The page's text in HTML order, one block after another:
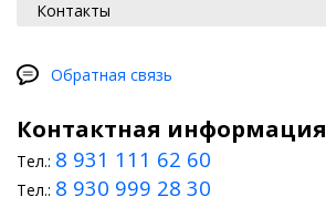
Контакты
Обратная связь
Контактная информация
Тел.: 8 931 111 62 60
Тел.: 8 930 999 28 30